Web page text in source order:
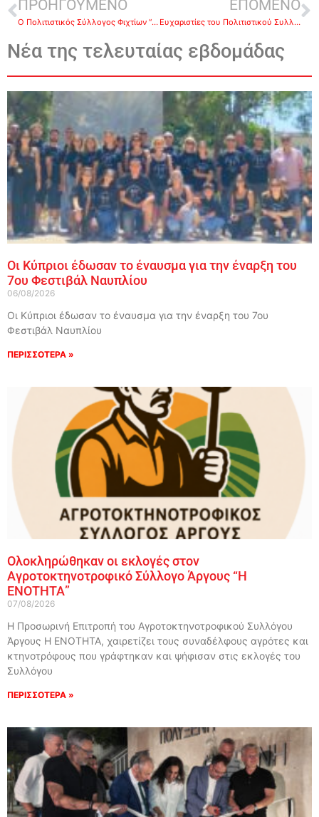
ΠΡΟΗΓΟΥΜΕΝΟ
Ο Πολιτιστικός Σύλλογος Φιχτίων “ΣΑΜΙΝΘΟΣ” διοργανώνει αποκριάτικη πατινάδα με ζωντανή μουσική
ΕΠΟΜΕΝΟ
Ευχαριστίες του Πολιτιστικού Συλλόγου Δρεπάνου για την 2η Γιορτή Μανταρινιού
Νέα της τελευταίας εβδομάδας
Οι Κύπριοι έδωσαν το έναυσμα για την έναρξη του
7ου Φεστιβάλ Ναυπλίου
06/08/2026
Οι Κύπριοι έδωσαν το έναυσμα για την έναρξη του 7ου
Φεστιβάλ Ναυπλίου
ΠΕΡΙΣΣΟΤΕΡΑ »
Ολοκληρώθηκαν οι εκλογές στον
Αγροτοκτηνοτροφικό Σύλλογο Άργους “Η
ΕΝΟΤΗΤΑ”
07/08/2026
Η Προσωρινή Επιτροπή του Αγροτοκτηνοτροφικού Συλλόγου
Άργους Η ΕΝΟΤΗΤΑ, χαιρετίζει τους συναδέλφους αγρότες και
κτηνοτρόφους που γράφτηκαν και ψήφισαν στις εκλογές του
Συλλόγου
ΠΕΡΙΣΣΟΤΕΡΑ »